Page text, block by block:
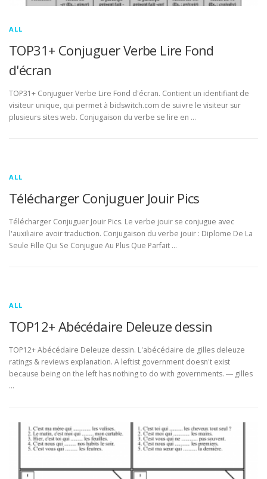
ALL
TOP31+ Conjuguer Verbe Lire Fond
d'écran
TOP31+ Conjuguer Verbe Lire Fond d'écran. Contient un identifiant de
visiteur unique, qui permet à bidswitch.com de suivre le visiteur sur
plusieurs sites web. Conjugaison du verbe se lire en …
ALL
Télécharger Conjuguer Jouir Pics
Télécharger Conjuguer Jouir Pics. Le verbe jouir se conjugue avec
l'auxiliaire avoir traduction. Conjugaison du verbe jouir : Diplome De La
Seule Fille Qui Se Conjugue Au Plus Que Parfait …
ALL
TOP12+ Abécédaire Deleuze dessin
TOP12+ Abécédaire Deleuze dessin. L'abécédaire de gilles deleuze
ratings & reviews explanation. A leftist government doesn't exist
because being on the left has nothing to do with governments. ― gilles
…